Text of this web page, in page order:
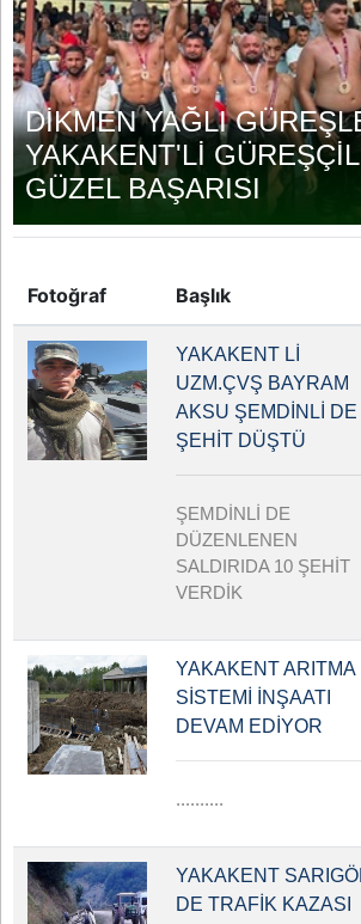
DİKMEN YAĞLI
YAKAKENT'Lİ
GÜZEL BAŞARISI
Fotoğraf Başlık
YAKAKENT Lİ
UZM.ÇVŞ BAYRAM
AKSU ŞEMDİNLİ DE
ŞEHİT DÜŞTÜ
ŞEMDİNLİ DE
DÜZENLENEN
SALDIRIDA 10 ŞEHİT
VERDİK
YAKAKENT ARITMA
SİSTEMİ İNŞAATI
DEVAM EDİYOR
..........
YAKAKENT
DE TRAFİK KAZASI